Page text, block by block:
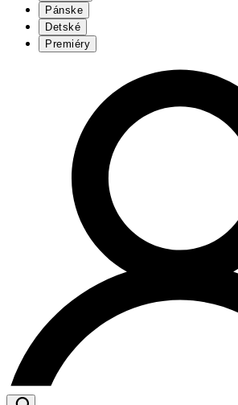
Pánske
Detské
Premiéry